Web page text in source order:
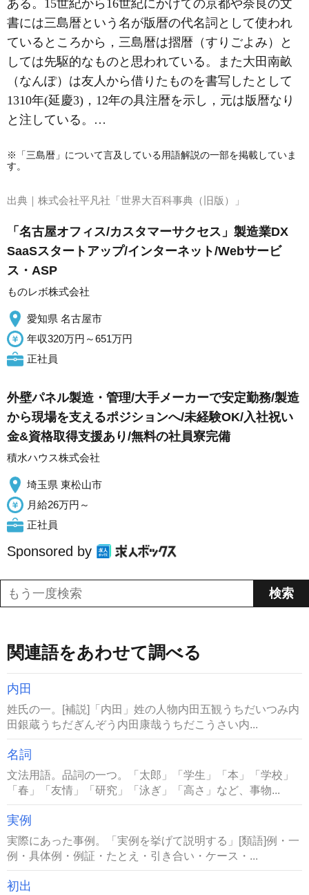
ある。15世紀から16世紀にかけての京都や奈良の文
書には三島暦という名が版暦の代名詞として使われ
ているところから，三島暦は摺暦（すりごよみ）と
しては先駆的なものと思われている。また大田南畝
（なんぽ）は友人から借りたものを書写したとして
1310年(延慶3)，12年の具注暦を示し，元は版暦なり
と注している。…
※「三島暦」について言及している用語解説の一部を掲載していま
す。
出典｜ 株式会社平凡社「世界大百科事典（旧版）」
「名古屋オフィス/カスタマーサクセス」製造業DX
SaaSスタートアップ/インターネット/Webサービ
ス・ASP
ものレボ株式会社
愛知県 名古屋市
年収320万円～651万円
正社員
外壁パネル製造・管理/大手メーカーで安定勤務/製造
から現場を支えるポジションへ/未経験OK/入社祝い
金&資格取得支援あり/無料の社員寮完備
積水ハウス株式会社
埼玉県 東松山市
月給26万円～
正社員
Sponsored by
関連語をあわせて調べる
内田
姓氏の一。[補説]「内田」姓の人物内田五観うちだいつみ内
田銀蔵うちだぎんぞう内田康哉うちだこうさい内...
名詞
文法用語。品詞の一つ。「太郎」「学生」「本」「学校」
「春」「友情」「研究」「泳ぎ」「高さ」など、事物...
実例
実際にあった事例。「実例を挙げて説明する」[類語]例・一
例・具体例・例証・たとえ・引き合い・ケース・...
初出